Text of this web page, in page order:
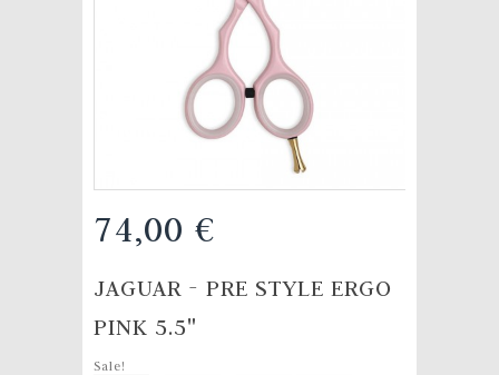
74,00 €
JAGUAR - PRE STYLE ERGO
PINK 5.5"
Sale!